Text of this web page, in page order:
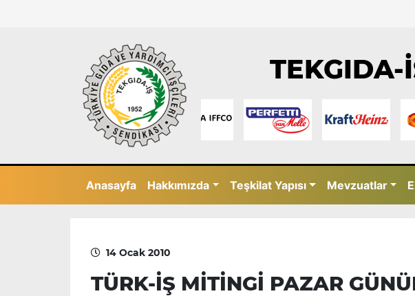
TEKGIDA-
Anasayfa Hakkımızda Teşkilat Yapısı Mevzuatlar
14 Ocak 2010
TÜRK-İŞ MİTİNGİ PAZAR